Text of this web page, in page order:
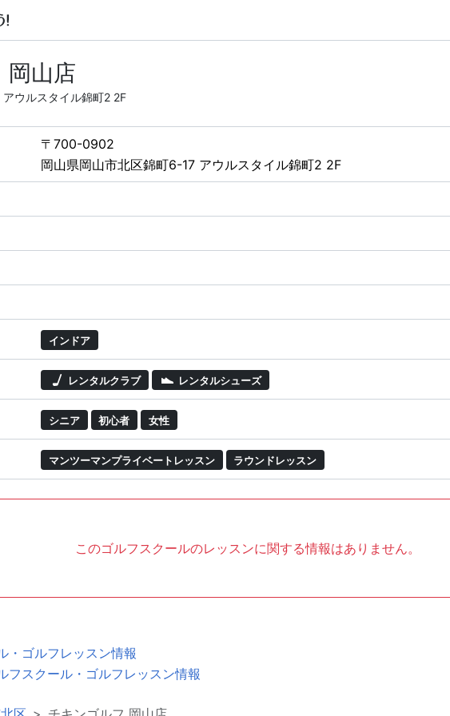
岡山店
ウルスタイル錦町2 2F
〒700-0902
岡山県岡山市北区錦町6-17 アウルスタイル錦町2 2F
インドア
レンタルクラブ レンタルシューズ
シニア 初心者 女性
マンツーマンプライベートレッスン ラウンドレッスン
このゴルフスクールのレッスンに関する情報はありません。
・ゴルフレッスン情報
フスクール・ゴルフレッスン情報